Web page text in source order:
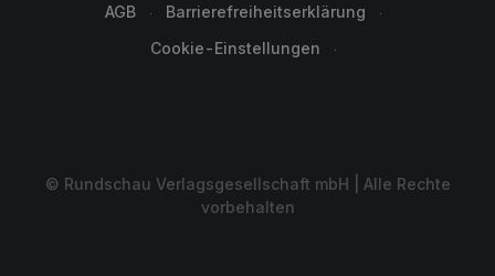
AGB
Barrierefreiheitserklärung
Cookie-Einstellungen
© Rundschau Verlagsgesellschaft mbH | Alle Rechte
vorbehalten